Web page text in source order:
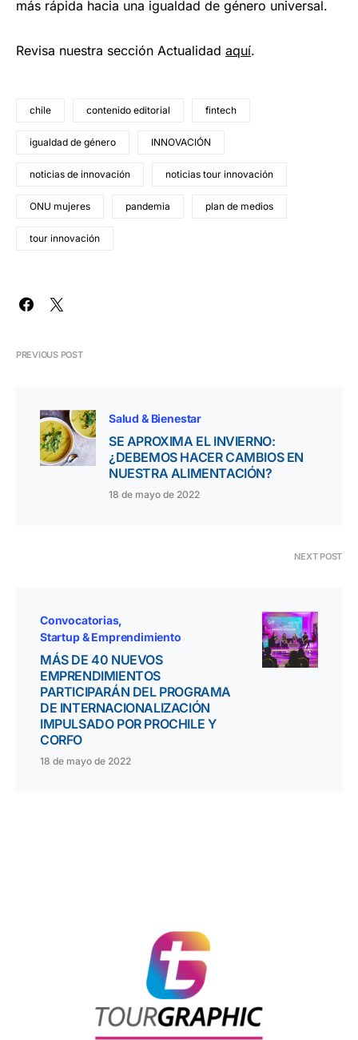
más rápida hacia una igualdad de género universal.
Revisa nuestra sección Actualidad aquí.
chile contenido editorial fintech
igualdad de género INNOVACIÓN
noticias de innovación noticias tour innovación
ONU mujeres pandemia plan de medios
tour innovación
PREVIOUS POST
Salud & Bienestar
SE APROXIMA EL INVIERNO:
¿DEBEMOS HACER CAMBIOS EN
NUESTRA ALIMENTACIÓN?
18 de mayo de 2022
NEXT POST
Convocatorias
Startup & Emprendimiento
MÁS DE 40 NUEVOS
EMPRENDIMIENTOS
PARTICIPARÁN DEL PROGRAMA
DE INTERNACIONALIZACIÓN
IMPULSADO POR PROCHILE Y
CORFO
18 de mayo de 2022